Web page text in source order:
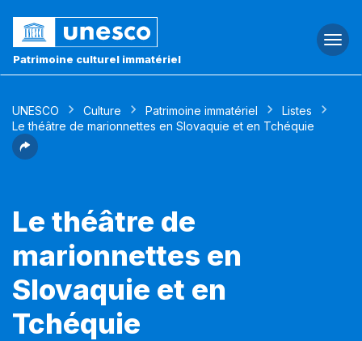
Patrimoine culturel immatériel
UNESCO Culture Patrimoine immatériel
Listes
Le théâtre de marionnettes en Slovaquie et en Tchéquie
Le théâtre de
marionnettes en
Slovaquie et en
Tchéquie